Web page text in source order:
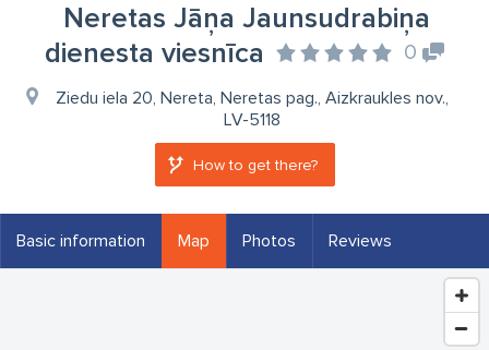
Neretas Jāņa Jaunsudrabiņa
dienesta viesnīca
0
Ziedu iela 20, Nereta, Neretas pag., Aizkraukles nov.,
LV-5118
How to get there?
Basic information Map Photos Reviews